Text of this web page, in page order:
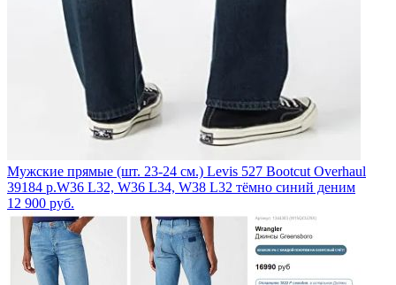
Мужские прямые (шт. 23-24 см.) Levis 527 Bootcut Overhaul
39184 р.W36 L32, W36 L34, W38 L32 тёмно синий деним
12 900 руб.